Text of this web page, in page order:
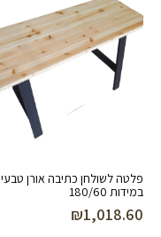
פלטה לשולחן כתיבה אורן טבעי
במידות 180/60
₪1,018.60